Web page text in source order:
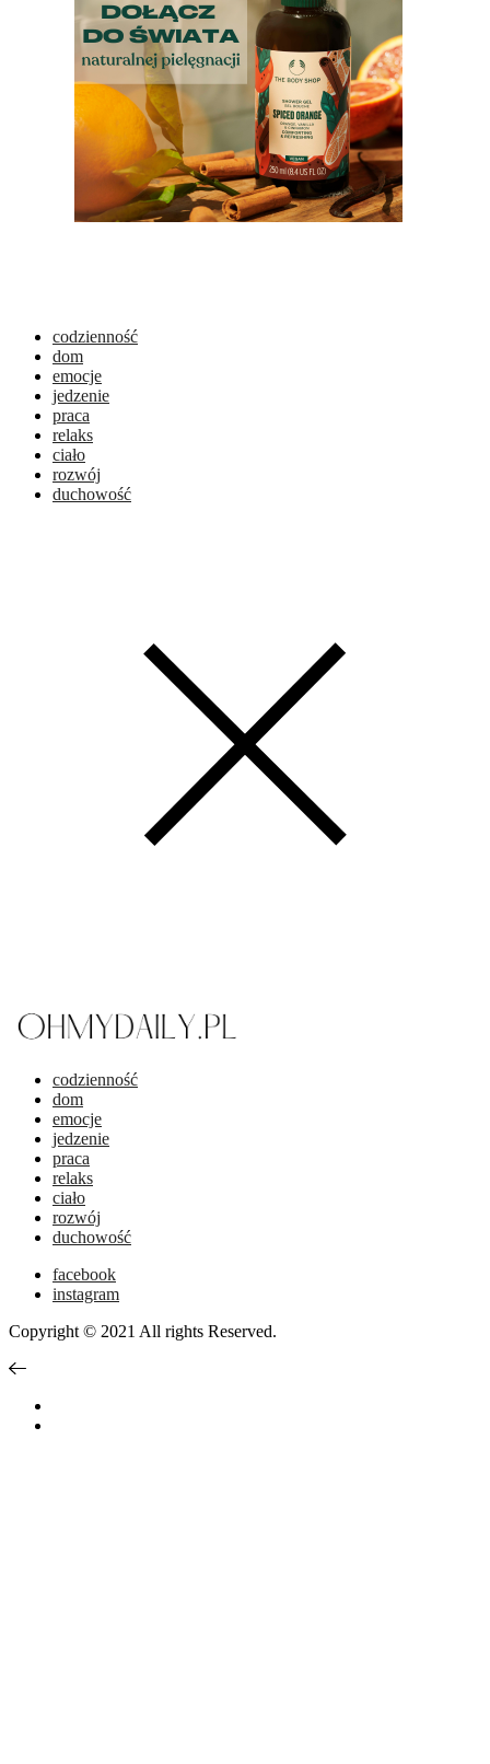
codzienność
dom
emocje
jedzenie
praca
relaks
ciało
rozwój
duchowość
codzienność
dom
emocje
jedzenie
praca
relaks
ciało
rozwój
duchowość
facebook
instagram
Copyright © 2021 All rights Reserved.